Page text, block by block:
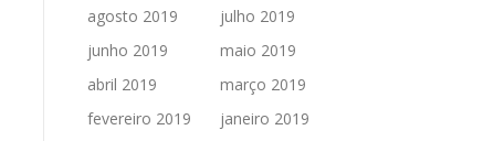
agosto 2019
julho 2019
junho 2019
maio 2019
abril 2019
março 2019
fevereiro 2019
janeiro 2019